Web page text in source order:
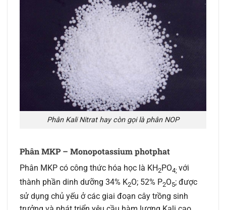
Phân Kali Nitrat hay còn gọi là phân NOP
Phân MKP – Monopotassium photphat
Phân MKP có công thức hóa học là KH2PO4; với
thành phần dinh dưỡng 34% K2O; 52% P2O5; được
sử dụng chủ yếu ở các giai đoạn cây trồng sinh